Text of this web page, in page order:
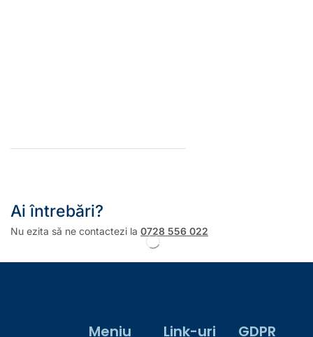
Ai întrebări?
Nu ezita să ne contactezi la 0728 556 022
Meniu Link-uri GDPR